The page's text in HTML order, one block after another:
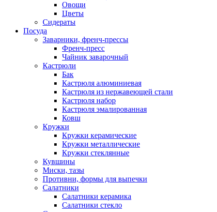
Овощи
Цветы
Сидераты
Посуда
Заварники, френч-прессы
Френч-пресс
Чайник заварочный
Кастрюли
Бак
Кастрюля алюминиевая
Кастрюля из нержавеющей стали
Кастрюля набор
Кастрюля эмалированная
Ковш
Кружки
Кружки керамические
Кружки металлические
Кружки стеклянные
Кувшины
Миски, тазы
Противни, формы для выпечки
Салатники
Салатники керамика
Салатники стекло